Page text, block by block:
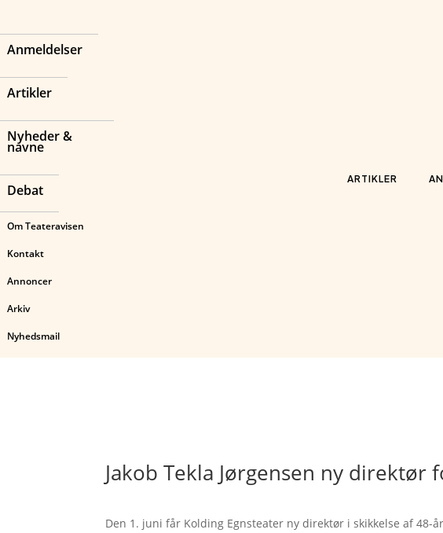
Anmeldelser
Artikler
Nyheder &
navne
Debat
Om Teateravisen
Kontakt
Annoncer
Arkiv
Nyhedsmail
ARTIKLER
Jakob Tekla Jørgensen ny direktør
Den 1. juni får Kolding Egnsteater ny direktør i skikkelse af 48-